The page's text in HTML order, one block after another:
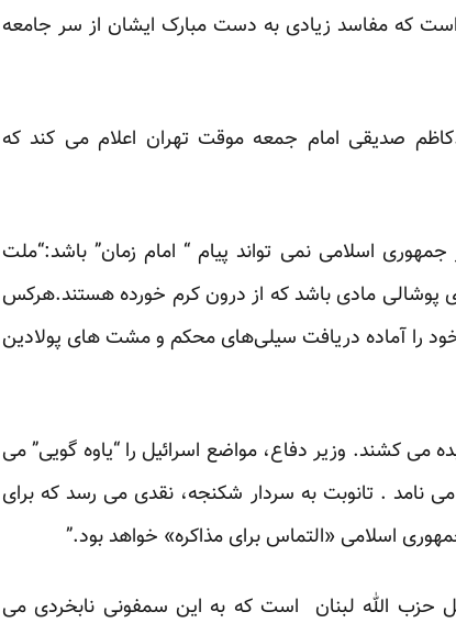
که مفاسد زیادی به دست مبارک ایشان از سر جامعه
صدیقی امام جمعه موقت تهران اعلام می کند که
اسلامی نمی تواند پیام “ امام زمان” باشد:“ملت
پوشالی مادی باشد که از درون کرم خورده هستند.هرکس
را آماده دریافت سیلی‌های محکم و مشت های پولادین
می کشند. وزیر دفاع، مواضع اسرائیل را “یاوه گویی” می
نامد . تانوبت به سردار شکنجه، نقدی می رسد که برای
اسلامی «التماس برای مذاکره» خواهد بود.”
حزب الله لبنان است که به این سمفونی نابخردی می